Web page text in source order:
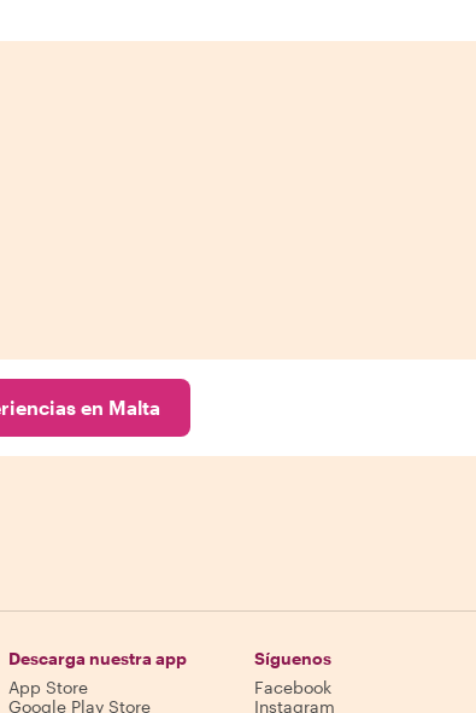
en Malta
Descarga nuestra app
App Store
Google Play Store
Síguenos
Facebook
Instagram